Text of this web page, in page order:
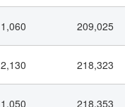
1,060 209,025
2,130 218,323
1,050 218,353